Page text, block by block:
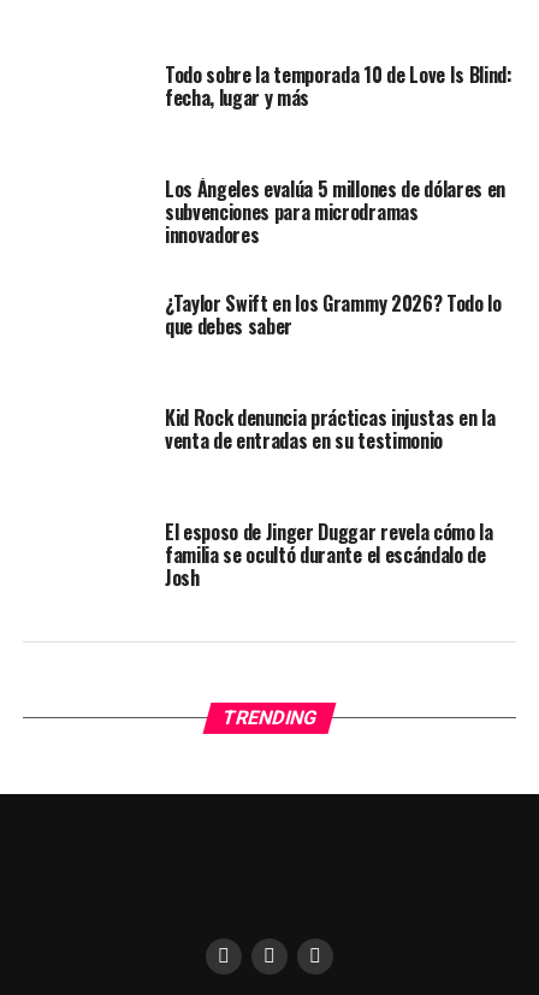
Todo sobre la temporada 10 de Love Is Blind:
fecha, lugar y más
Los Ángeles evalúa 5 millones de dólares en
subvenciones para microdramas
innovadores
¿Taylor Swift en los Grammy 2026? Todo lo
que debes saber
Kid Rock denuncia prácticas injustas en la
venta de entradas en su testimonio
El esposo de Jinger Duggar revela cómo la
familia se ocultó durante el escándalo de
Josh
TRENDING